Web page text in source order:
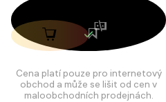
Cena platí pouze pro internetový
obchod a může se lišit od cen v
maloobchodních prodejnách.